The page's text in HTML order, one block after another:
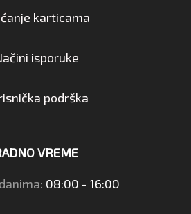
karticama
isporuke
podrška
VREME
08:00 - 16:00